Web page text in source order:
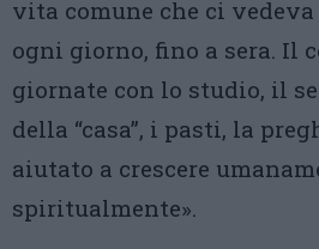
vita comune che ci
ogni giorno, fino a sera. Il
giornate con lo studio, il
della “casa”, i pasti, la
aiutato a crescere
spiritualmente».